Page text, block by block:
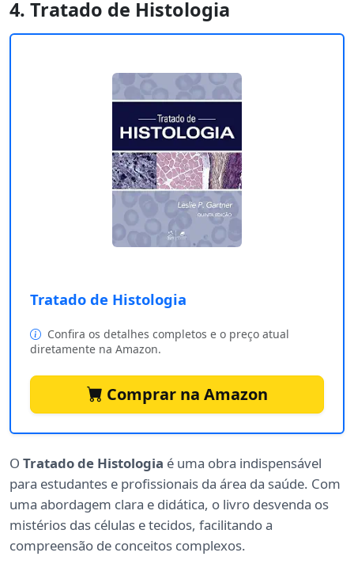
4. Tratado de Histologia
Tratado de Histologia
Confira os detalhes completos e o preço atual
diretamente na Amazon.
Comprar na Amazon
O Tratado de Histologia é uma obra indispensável
para estudantes e profissionais da área da saúde. Com
uma abordagem clara e didática, o livro desvenda os
mistérios das células e tecidos, facilitando a
compreensão de conceitos complexos.